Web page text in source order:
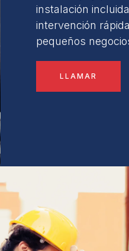
instalación
intervención
pequeños
LLAMAR